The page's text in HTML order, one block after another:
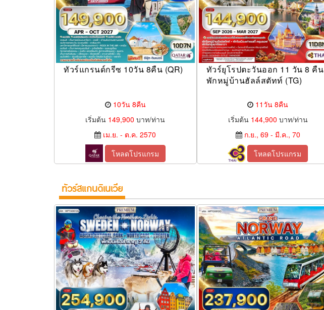
ทัวร์แกรนด์กรีซ 10วัน 8คืน (QR)
10วัน 8คืน
เริ่มต้น 149,900 บาท/ท่าน
เม.ย. - ต.ค. 2570
โหลดโปรแกรม
ทัวร์ยุโรปตะวันออก 11 วัน 8 คืน
พักหมู่บ้านฮัลล์สตัทท์ (TG)
11วัน 8คืน
เริ่มต้น 144,900 บาท/ท่าน
ก.ย., 69 - มี.ค., 70
โหลดโปรแกรม
ทัวร์สแกนดิเนเวีย